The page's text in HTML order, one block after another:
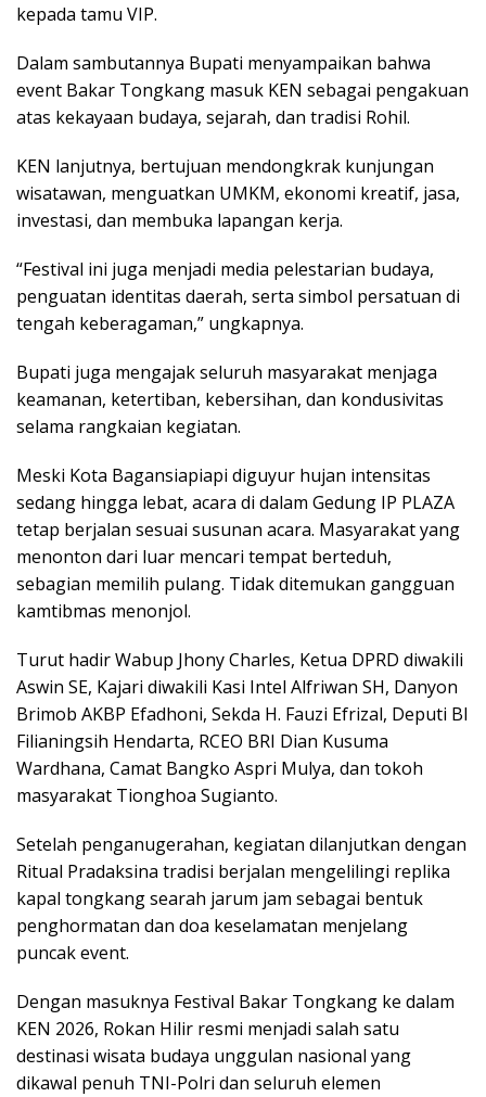
kepada tamu VIP.
Dalam sambutannya Bupati menyampaikan bahwa
event Bakar Tongkang masuk KEN sebagai pengakuan
atas kekayaan budaya, sejarah, dan tradisi Rohil.
KEN lanjutnya, bertujuan mendongkrak kunjungan
wisatawan, menguatkan UMKM, ekonomi kreatif, jasa,
investasi, dan membuka lapangan kerja.
“Festival ini juga menjadi media pelestarian budaya,
penguatan identitas daerah, serta simbol persatuan di
tengah keberagaman,” ungkapnya.
Bupati juga mengajak seluruh masyarakat menjaga
keamanan, ketertiban, kebersihan, dan kondusivitas
selama rangkaian kegiatan.
Meski Kota Bagansiapiapi diguyur hujan intensitas
sedang hingga lebat, acara di dalam Gedung IP PLAZA
tetap berjalan sesuai susunan acara. Masyarakat yang
menonton dari luar mencari tempat berteduh,
sebagian memilih pulang. Tidak ditemukan gangguan
kamtibmas menonjol.
Turut hadir Wabup Jhony Charles, Ketua DPRD diwakili
Aswin SE, Kajari diwakili Kasi Intel Alfriwan SH, Danyon
Brimob AKBP Efadhoni, Sekda H. Fauzi Efrizal, Deputi BI
Filianingsih Hendarta, RCEO BRI Dian Kusuma
Wardhana, Camat Bangko Aspri Mulya, dan tokoh
masyarakat Tionghoa Sugianto.
Setelah penganugerahan, kegiatan dilanjutkan dengan
Ritual Pradaksina tradisi berjalan mengelilingi replika
kapal tongkang searah jarum jam sebagai bentuk
penghormatan dan doa keselamatan menjelang
puncak event.
Dengan masuknya Festival Bakar Tongkang ke dalam
KEN 2026, Rokan Hilir resmi menjadi salah satu
destinasi wisata budaya unggulan nasional yang
dikawal penuh TNI-Polri dan seluruh elemen